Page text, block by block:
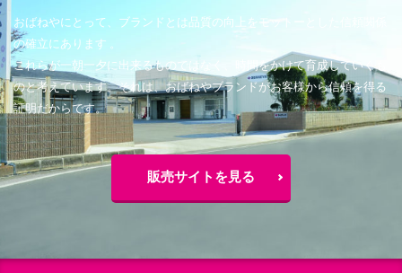
おばねやにとって、ブランドとは品質の向上をモットーとした信頼関係
の確立にあります 。
これらが一朝一夕に出来るものではなく、時間をかけて育成していくも
のと考えています。それは、おばねやブランドがお客様から信頼を得る
証明だからです。
販売サイトを見る